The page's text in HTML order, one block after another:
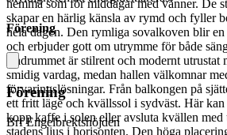
hemma som för middagar med vänner. De
skapar en härlig känsla av rymd och fyller
hela dagen. Den rymliga sovalkoven blir
och erbjuder gott om utrymme för både
Badrummet är stilrent och modernt
smidig vardag, medan hallen välkomnar
förvaringslösningar. Från balkongen på
ett fritt läge och kvällssol i sydväst. Här kan
kopp kaffe i solen eller avsluta kvällen med
stadens ljus i horisonten. Den höga
Förening
Förening
Brf Engelbrektshöjden